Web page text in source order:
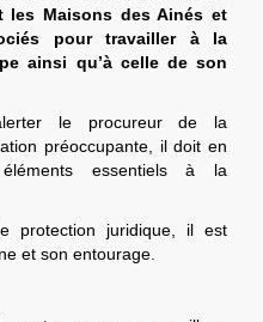
les Maisons des Ainés et
pour travailler à la
ainsi qu’à celle de son
le procureur de la
préoccupante, il doit en
essentiels à la
protection juridique, il est
et son entourage.